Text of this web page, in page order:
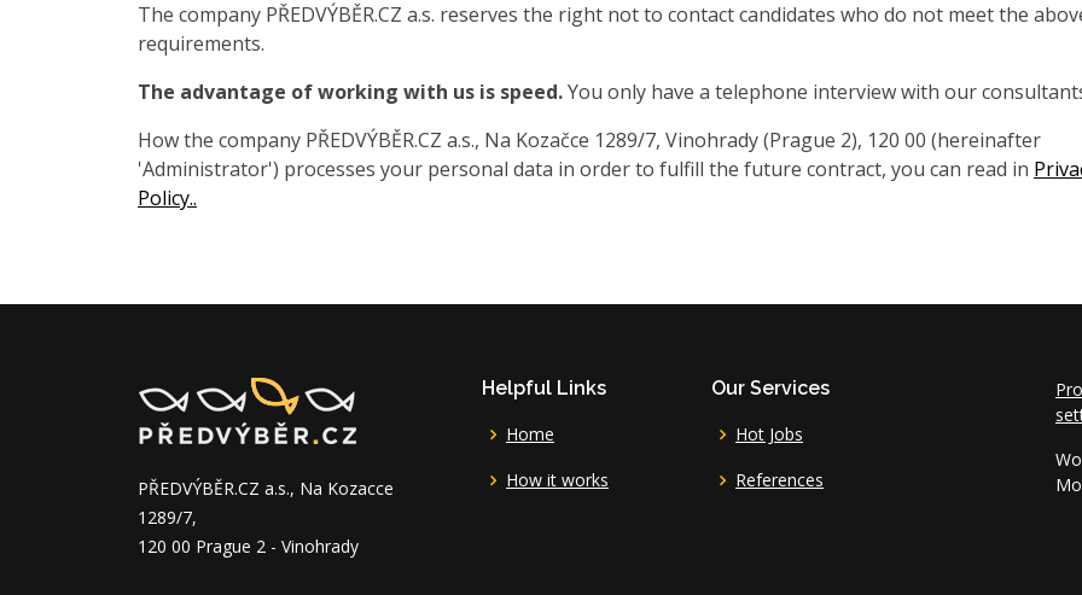
The company PŘEDVÝBĚR.CZ a.s. reserves the right not to contact candidates who do not meet the
requirements.
The advantage of working with us is speed.You only have a telephone interview with our
How the company PŘEDVÝBĚR.CZ a.s., Na Kozačce 1289/7, Vinohrady (Prague 2), 120 00 (hereinafter
'Administrator') processes your personal data in order to fulfill the future contract, you can read in
Policy..
PŘEDVÝBĚR.CZ a.s., Na Kozacce
1289/7,
120 00 Prague 2 - Vinohrady
Helpful Links
Home
How it works
Our Services
Hot Jobs
References